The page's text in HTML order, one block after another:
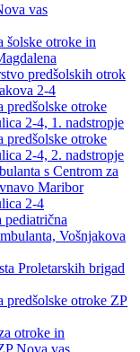
vas
šolske otroke in
predšolskih otrok
2-4
predšolske otroke
2-4, 1. nadstropje
predšolske otroke
2-4, 2. nadstropje
s Centrom za
Maribor
2-4
pediatrična
Vošnjakova
Proletarskih brigad
predšolske otroke ZP
otroke in
Nova vas